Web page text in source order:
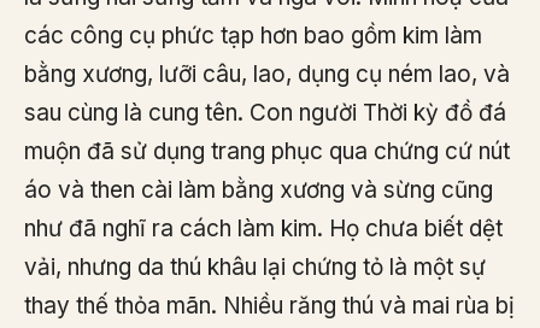
các công cụ phức tạp hơn bao gồm kim làm
bằng xương, lưỡi câu, lao, dụng cụ ném lao, và
sau cùng là cung tên. Con người Thời kỳ đồ đá
muộn đã sử dụng trang phục qua chứng cứ nút
áo và then cài làm bằng xương và sừng cũng
như đã nghĩ ra cách làm kim. Họ chưa biết dệt
vải, nhưng da thú khâu lại chứng tỏ là một sự
thay thế thỏa mãn. Nhiều răng thú và mai rùa bị